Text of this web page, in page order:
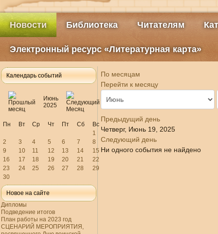
Новости Библиотека Читателям
Электронный ресурс «Литературная карта»
Календарь событий
Июнь
2025
Пн Вт Ср Чт Пт Сб
Вс
1
2
3 4 5 6 7
8
9
10 11 12 13 14
15
16
17 18 19 20 21
22
23
24 25 26 27 28
29
30
Новое на сайте
Дипломы
Подведение итогов
План работы на 2023 год
СЦЕНАРИЙ МЕРОПРИЯТИЯ,
По месяцам
Перейти к месяцу
Предыдущий день
Четверг, Июнь 19, 2025
Следующий день
Ни одного события не найдено